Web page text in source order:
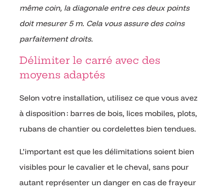
même coin, la diagonale entre ces deux points
doit mesurer 5 m. Cela vous assure des coins
parfaitement droits.
Délimiter le carré avec des
moyens adaptés
Selon votre installation, utilisez ce que vous avez
à disposition : barres de bois, lices mobiles, plots,
rubans de chantier ou cordelettes bien tendues.
L’important est que les délimitations soient bien
visibles pour le cavalier et le cheval, sans pour
autant représenter un danger en cas de frayeur